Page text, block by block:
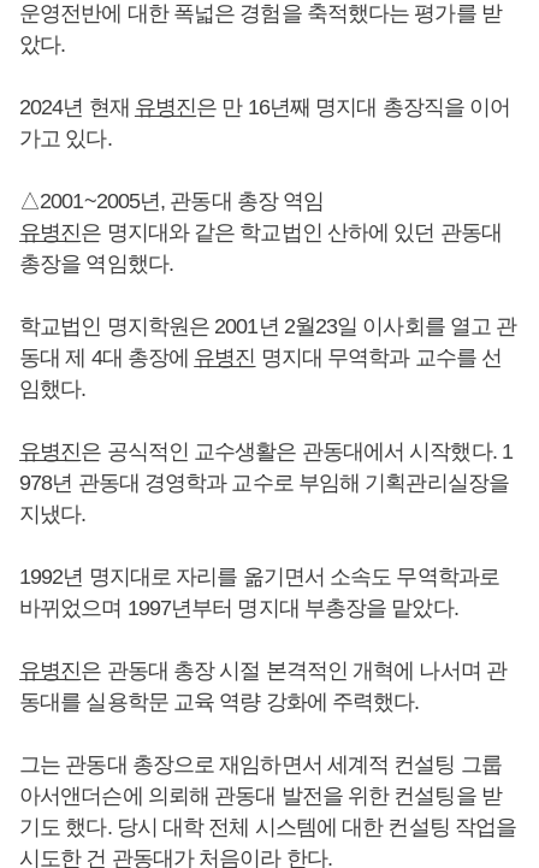
운영전반에 대한 폭넓은 경험을 축적했다는 평가를 받
았다.
2024년 현재 유병진은 만 16년째 명지대 총장직을 이어
가고 있다.
△2001~2005년, 관동대 총장 역임
유병진은 명지대와 같은 학교법인 산하에 있던 관동대
총장을 역임했다.
학교법인 명지학원은 2001년 2월23일 이사회를 열고 관
동대 제 4대 총장에 유병진 명지대 무역학과 교수를 선
임했다.
유병진은 공식적인 교수생활은 관동대에서 시작했다. 1
978년 관동대 경영학과 교수로 부임해 기획관리실장을
지냈다.
1992년 명지대로 자리를 옮기면서 소속도 무역학과로
바뀌었으며 1997년부터 명지대 부총장을 맡았다.
유병진은 관동대 총장 시절 본격적인 개혁에 나서며 관
동대를 실용학문 교육 역량 강화에 주력했다.
그는 관동대 총장으로 재임하면서 세계적 컨설팅 그룹
아서앤더슨에 의뢰해 관동대 발전을 위한 컨설팅을 받
기도 했다. 당시 대학 전체 시스템에 대한 컨설팅 작업을
시도한 건 관동대가 처음이라 한다.